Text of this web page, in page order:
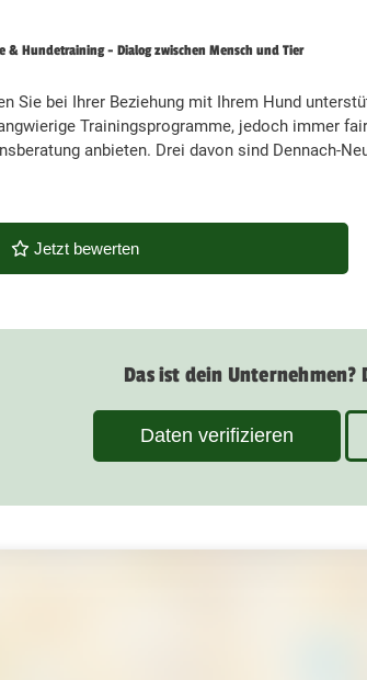
& Hundetraining - Dialog zwischen Mensch und Tier
Sie bei Ihrer Beziehung mit Ihrem Hund
Trainingsprogramme, jedoch immer
anbieten. Drei davon sind Dennach-
Jetzt bewerten
Das ist dein
Daten verifizieren